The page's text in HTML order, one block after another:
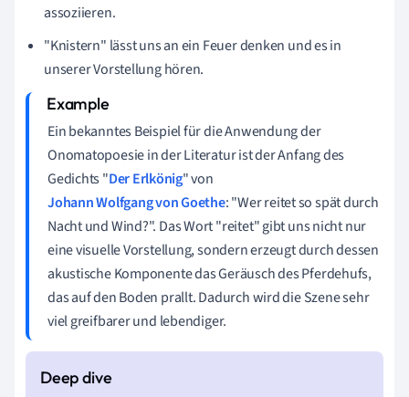
assoziieren.
"Knistern" lässt uns an ein Feuer denken und es in
unserer Vorstellung hören.
Ein bekanntes Beispiel für die Anwendung der
Onomatopoesie in der Literatur ist der Anfang des
Gedichts "Der Erlkönig" von
Johann Wolfgang von Goethe: "Wer reitet so spät durch
Nacht und Wind?". Das Wort "reitet" gibt uns nicht nur
eine visuelle Vorstellung, sondern erzeugt durch dessen
akustische Komponente das Geräusch des Pferdehufs,
das auf den Boden prallt. Dadurch wird die Szene sehr
viel greifbarer und lebendiger.